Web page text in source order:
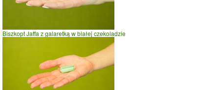
Biszkopt Jaffa z galaretką w białej czekoladzie